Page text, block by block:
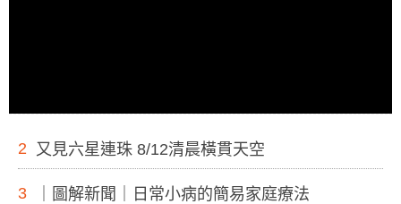
2 又見六星連珠 8/12清晨橫貫天空
3 ｜圖解新聞｜日常小病的簡易家庭療法